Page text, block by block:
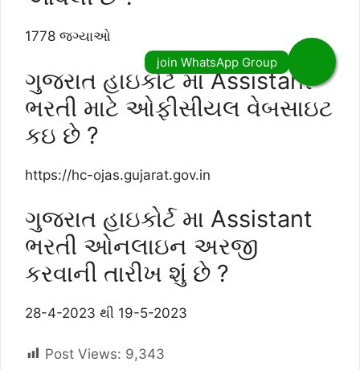
1778 જગ્યાઓ
ગુજરાત હાઇકોર્ટ મા Assistant
ભરતી માટે ઓફીસીયલ વેબસાઇટ
કઇ છે ?
https://hc-ojas.gujarat.gov.in
ગુજરાત હાઇકોર્ટ મા Assistant
ભરતી ઓનલાઇન અરજી
કરવાની તારીખ શુંં છે ?
28-4-2023 થી 19-5-2023
Post Views: 9,343